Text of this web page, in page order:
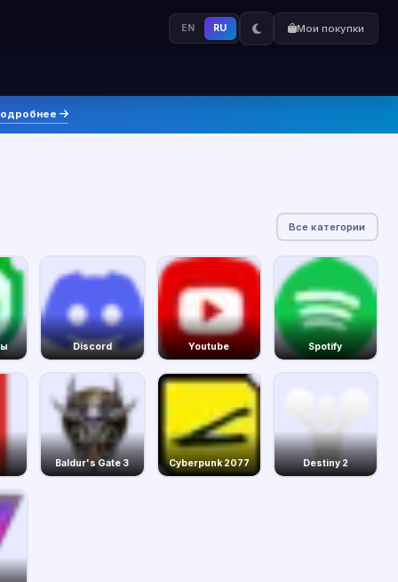
EN RU Мои покупки
Все категории
Discord Youtube Spotify
Baldur's Gate 3 Cyberpunk 2077 Destiny 2